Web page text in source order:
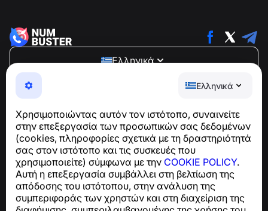
Ελληνικά
Χρησιμοποιώντας αυτόν τον ιστότοπο, συναινείτε
στην επεξεργασία των προσωπικών σας δεδομένων
(cookies, πληροφορίες σχετικά με τη δραστηριότητά
σας στον ιστότοπο και τις συσκευές που
χρησιμοποιείτε) σύμφωνα με την COOKIE POLICY.
Αυτή η επεξεργασία συμβάλλει στη βελτίωση της
απόδοσης του ιστότοπου, στην ανάλυση της
συμπεριφοράς των χρηστών και στη διαχείριση της
Ελληνικά
NumBuster © 2013—2026 ·
support@numbuster.com
Μια εύχρηστη εφαρμογή που σας προστατεύει από
Για ερωτήσεις σχετικά με τη συμμόρφωση με το GDPR:
support@numbuster.com
Κέντρο βοήθειας
Ειδήσεις και Άρθρα
Σχετικά με το έργο
Επαφές